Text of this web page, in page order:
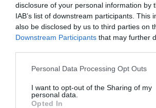
disclosure of your personal information by
IAB’s list of downstream participants. This
also be disclosed by us to third parties on
Downstream Participants that may further
Personal Data Processing Opt Outs
I want to opt-out of the Sharing of my
personal data.
Opted In